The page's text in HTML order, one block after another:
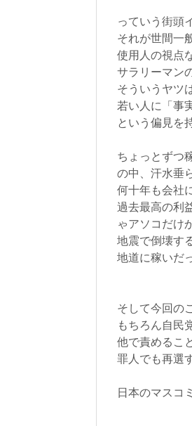
っていう街頭
それが世間一
使用人の視点
サラリーマン
そういうヤツ
若い人に「事
という偏見を
ちょっとずつ
の中、汗水垂
何十年も会社
過去最高の利
ゃアソコだけ
地震で倒壊す
地道に稼いだ
そして今回の
もちろん自民
他で責めるこ
罪人でも再選
日本のマスコ